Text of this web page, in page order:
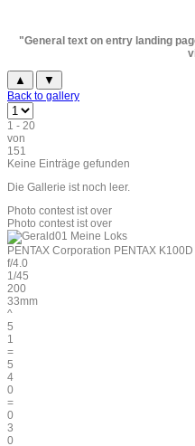
"General text on entry landing
▲ ▼
Back to gallery
1 - 20
von
151
Keine Einträge gefunden
Die Gallerie ist noch leer.
Photo contest ist over
Photo contest ist over
PENTAX Corporation PENTAX
f/4.0
1/45
200
33mm
^
5
1
=
5
4
0
=
0
3
0